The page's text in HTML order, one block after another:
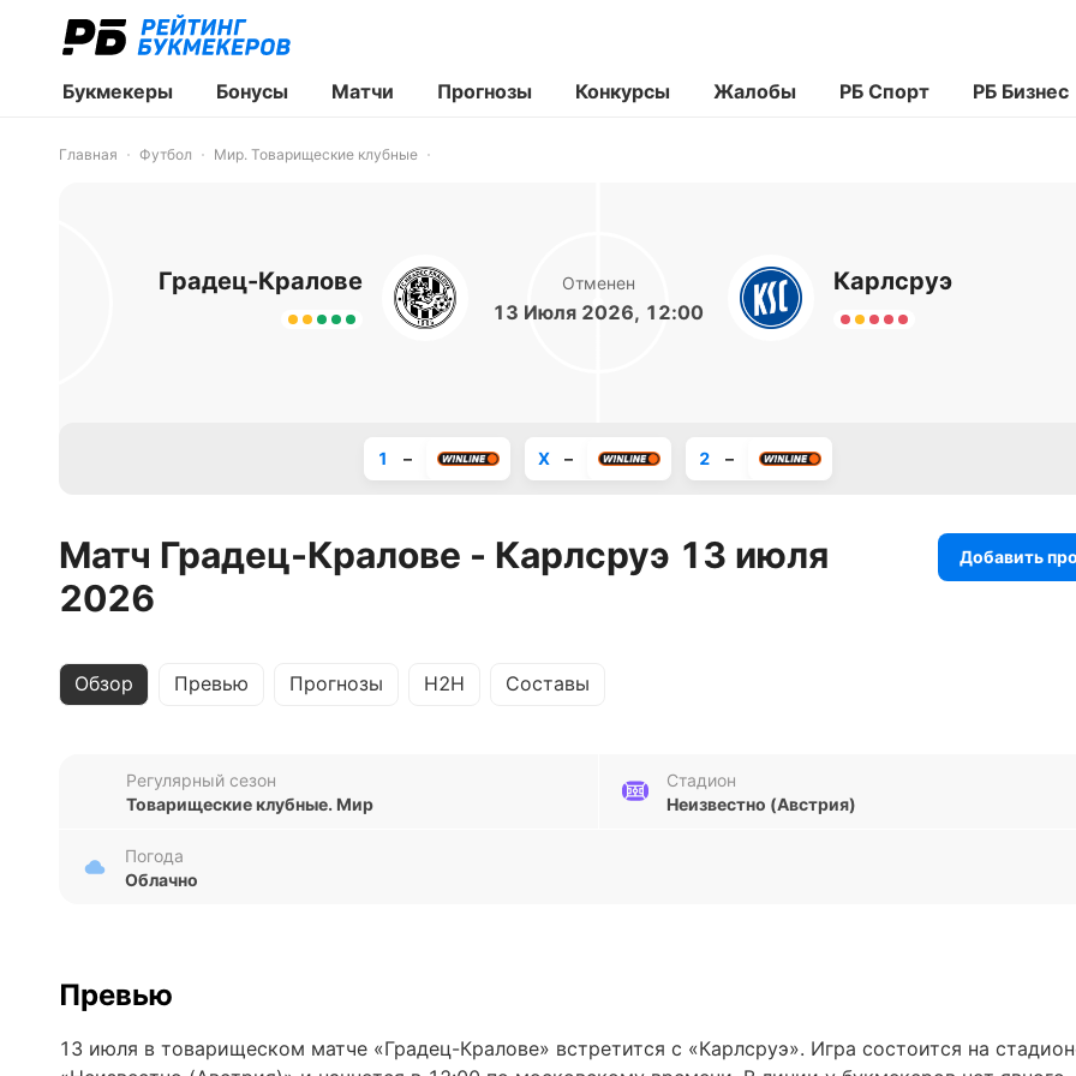
Букмекеры Бонусы Матчи Прогнозы Конкурсы Жалобы РБ Спорт РБ Бизнес
Главная Футбол Мир. Товарищеские клубные
Градец-Кралове Отменен
13 Июля 2026, 12:00
Карлсруэ
1 – X – 2 –
Матч Градец-Кралове - Карлсруэ 13 июля
2026
Добавить
Обзор Превью Прогнозы H2H Составы
Регулярный сезон
Товарищеские клубные. Мир
Стадион
Неизвестно (Австрия)
Погода
Облачно
Превью
13 июля в товарищеском матче «Градец-Кралове» встретится с «Карлсруэ». Игра состоится на